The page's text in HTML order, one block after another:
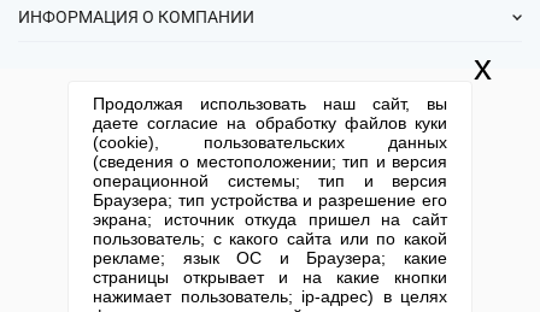
ИНФОРМАЦИЯ О КОМПАНИИ
Спецпредложения
Готовые фирмы
Продажа фирм
Регистрация
Ликвидация
Регистрация изменений
Юридические адреса
КОНТАКТНАЯ ИНФОРМАЦИЯ
+7 (495) 740-38-07
(По Москве)
mail@1-urist.ru
Спросить у юриста
Москва, ул. Сущевский вал,
дом 5, стр. 3
Продолжая использовать наш сайт, вы
даете согласие на обработку файлов куки
(cookie), пользовательских данных
(сведения о местоположении; тип и версия
операционной системы; тип и версия
Браузера; тип устройства и разрешение его
экрана; источник откуда пришел на сайт
пользователь; с какого сайта или по какой
рекламе; язык ОС и Браузера; какие
страницы открывает и на какие кнопки
нажимает пользователь; ip-адрес) в целях
x